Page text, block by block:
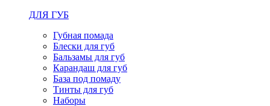
ДЛЯ ГУБ
Губная помада
Блески для губ
Бальзамы для губ
Карандаш для губ
База под помаду
Тинты для губ
Наборы